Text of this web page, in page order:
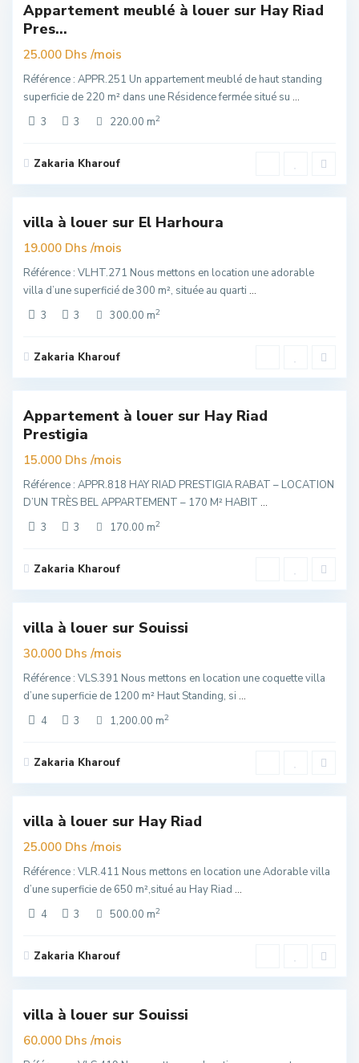
Exclusivité
Appartement meublé à louer sur Hay Riad
Pres...
25.000 Dhs/mois
Référence : APPR.251 Un appartement meublé de haut standing
superficie de 220 m² dans une Résidence fermée situé su ...
3
3 220.00 m2
Zakaria Kharouf
Harhoura
Exclusivité
villa à louer sur El Harhoura
19.000 Dhs/mois
Référence : VLHT.271 Nous mettons en location une adorable
villa d’une superficié de 300 m², située au quarti ...
3
3 300.00 m2
Zakaria Kharouf
Hay
Rabat
Exclusivité
Appartement à louer sur Hay Riad
Prestigia
15.000 Dhs/mois
Référence : APPR.818 HAY RIAD PRESTIGIA RABAT – LOCATION
D’UN TRÈS BEL APPARTEMENT – 170 M² HABIT ...
3
3 170.00 m2
Zakaria Kharouf
Rabat
Exclusivité
villa à louer sur Souissi
30.000 Dhs/mois
Référence : VLS.391 Nous mettons en location une coquette villa
d’une superficie de 1200 m² Haut Standing, si ...
4
3 1,200.00 m2
Zakaria Kharouf
Hay
Rabat
Exclusivité
villa à louer sur Hay Riad
25.000 Dhs/mois
Référence : VLR.411 Nous mettons en location une Adorable villa
d’une superficie de 650 m²,situé au Hay Riad ...
4
3 500.00 m2
Zakaria Kharouf
Rabat
Exclusivité
villa à louer sur Souissi
60.000 Dhs/mois